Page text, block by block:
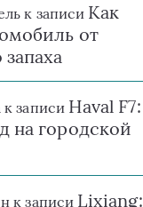
к записи Как
от
к записи Haval F7:
на городской
к записи Lixiang: